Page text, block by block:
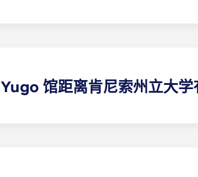
Yugo 馆距离肯尼索州立大学